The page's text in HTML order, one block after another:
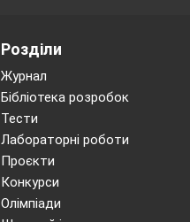
Розділи
Журнал
Бібліотека розробок
Тести
Лабораторні роботи
Проєкти
Конкурси
Олімпіади